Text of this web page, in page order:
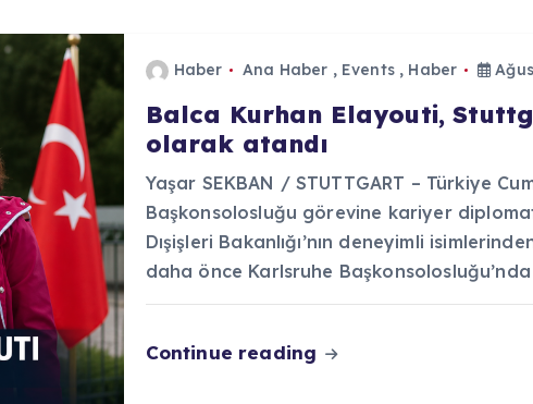
Haber Ana Haber , Events, Haber
Balca Kurhan Elayouti,
olarak atandı
Yaşar SEKBAN / STUTTGART – Türkiye
Başkonsolosluğu görevine kariyer
Dışişleri Bakanlığı’nın deneyimli
daha önce Karlsruhe
Continue reading